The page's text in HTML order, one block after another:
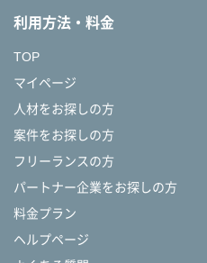
利用方法・料金
TOP
マイページ
人材をお探しの方
案件をお探しの方
フリーランスの方
パートナー企業をお探しの方
料金プラン
ヘルプページ